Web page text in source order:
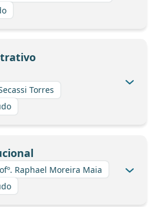
Torres
Raphael Moreira Maia